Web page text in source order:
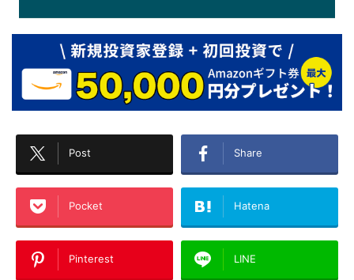
Post Share
Pocket Hatena
Pinterest LINE